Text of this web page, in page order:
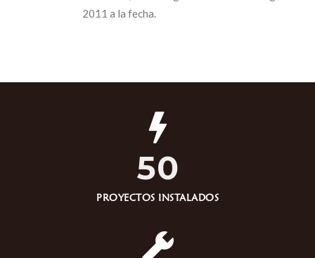
2011 a la fecha.
50
PROYECTOS INSTALADOS